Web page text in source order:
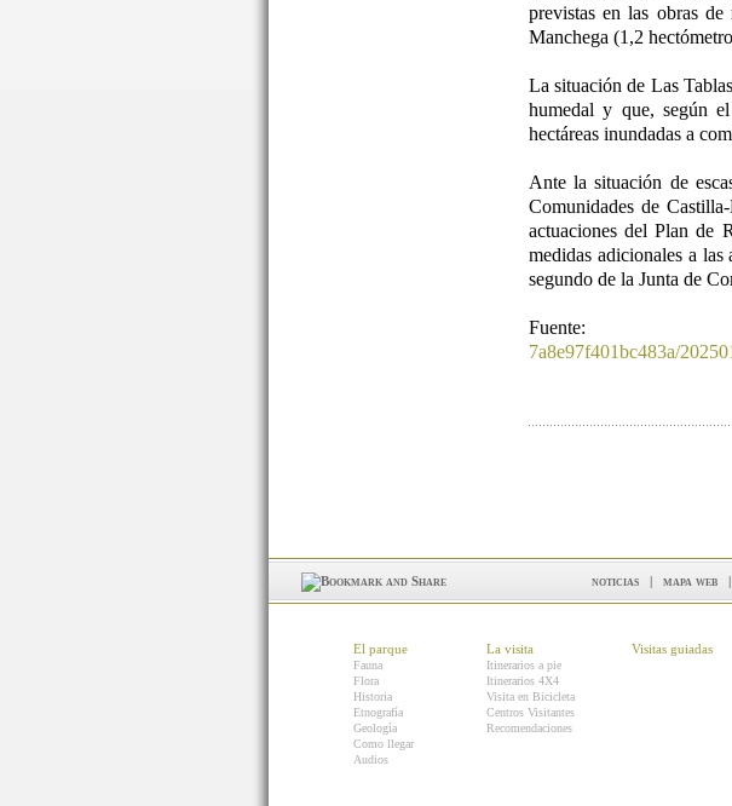
previstas en las obras
Manchega (1,2
La situación de Las
humedal y que, según
hectáreas inundadas a
Ante la situación de
Comunidades de
actuaciones del Plan de
medidas adicionales a las
segundo de la Junta de
7a8e97f401bc483a/
noticias | mapa web
El parque
Fauna
Flora
Historia
Etnografía
Geología
Como llegar
Audios
La visita
Itinerarios a pie
Itinerarios 4X4
Visita en Bicicleta
Centros Visitantes
Recomendaciones
Visitas guiadas